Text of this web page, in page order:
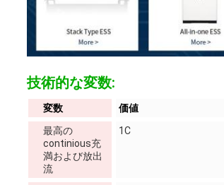
技術的な変数:
変数
価値
最高の
continious充
満および放出
流
1C